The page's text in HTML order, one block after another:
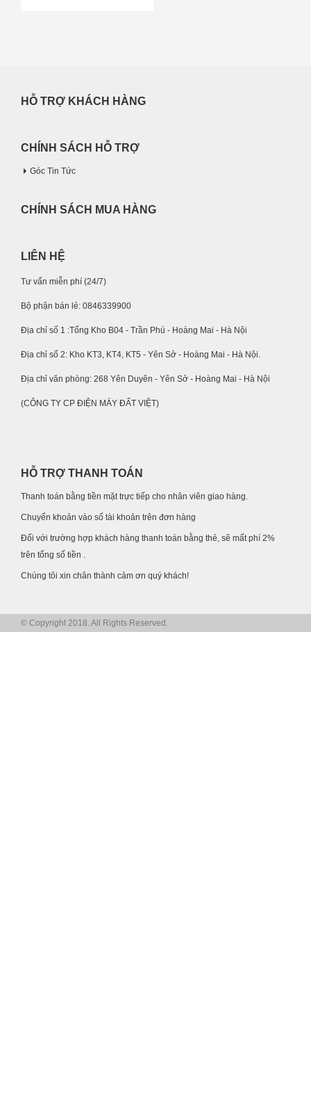
HỖ TRỢ KHÁCH HÀNG
CHÍNH SÁCH HỖ TRỢ
Góc Tin Tức
CHÍNH SÁCH MUA HÀNG
LIÊN HỆ
Tư vấn miễn phí (24/7)
Bộ phận bán lẻ: 0846339900
Địa chỉ số 1 :Tổng Kho B04 - Trần Phú - Hoàng Mai - Hà Nội
Địa chỉ số 2: Kho KT3, KT4, KT5 - Yên Sở - Hoàng Mai - Hà Nội.
Địa chỉ văn phòng: 268 Yên Duyên - Yên Sở - Hoàng Mai - Hà Nội
(CÔNG TY CP ĐIỆN MÁY ĐẤT VIỆT)
HỖ TRỢ THANH TOÁN
Thanh toán bằng tiền mặt trực tiếp cho nhân viên giao hàng.
Chuyển khoản vào số tài khoản trên đơn hàng
Đối với trường hợp khách hàng thanh toán bằng thẻ, sẽ mất phí 2%
trên tổng số tiền .
Chúng tôi xin chân thành cảm ơn quý khách!
© Copyright 2018. All Rights Reserved.